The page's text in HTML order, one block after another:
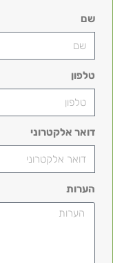
שם
טלפון
דואר אלקטרוני
הערות